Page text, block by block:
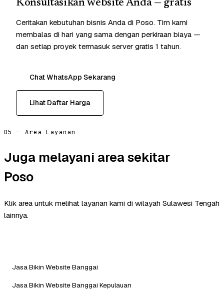
Konsultasikan website Anda — gratis
Ceritakan kebutuhan bisnis Anda di Poso. Tim kami
membalas di hari yang sama dengan perkiraan biaya —
dan setiap proyek termasuk server gratis 1 tahun.
Chat WhatsApp Sekarang
Lihat Daftar Harga
05 — Area Layanan
Juga melayani area sekitar
Poso
Klik area untuk melihat layanan kami di wilayah Sulawesi Tengah
lainnya.
Jasa Bikin Website Banggai
Jasa Bikin Website Banggai Kepulauan